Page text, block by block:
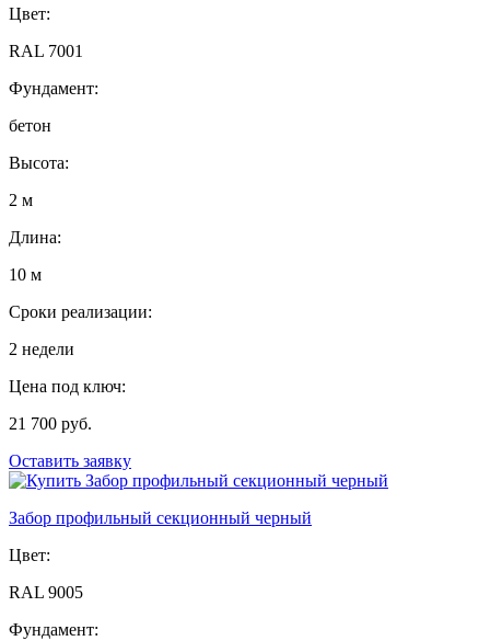
Цвет:
RAL 7001
Фундамент:
бетон
Высота:
2 м
Длина:
10 м
Сроки реализации:
2 недели
Цена под ключ:
21 700 руб.
Оставить заявку
Забор профильный секционный черный
Цвет:
RAL 9005
Фундамент: